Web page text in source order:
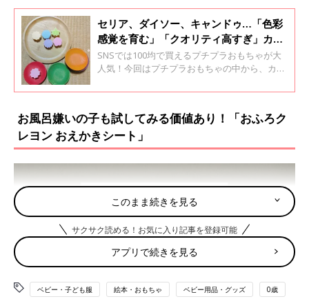
セリア、ダイソー、キャンドゥ…「色彩
感覚を育む」「クオリティ高すぎ」カラ
フルおもちゃ4選
SNSでは100均で買えるプチプラおもちゃが大
人気！今回はプチプラおもちゃの中から、カラ
がご紹介します♪ 遊びながら、色や形の感覚を
で、ぜひ最後までチェックしてみてください
ね。
お風呂嫌いの子も試してみる価値あり！「おふろク
レヨン おえかきシート」
このまま続きを見る
サクサク読める！お気に入り記事を登録可能
アプリで続きを見る
ベビー・子ども服 絵本・おもちゃ ベビー用品・グッズ 0歳